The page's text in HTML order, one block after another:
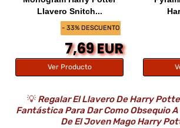
- 33% DESCUENTO
Llavero Snitch...
7,69 EUR
Ver Producto
💡Regalar El Llavero De Harry
Fantástica Para Dar Como Obsequio
De El Joven Mago Harry